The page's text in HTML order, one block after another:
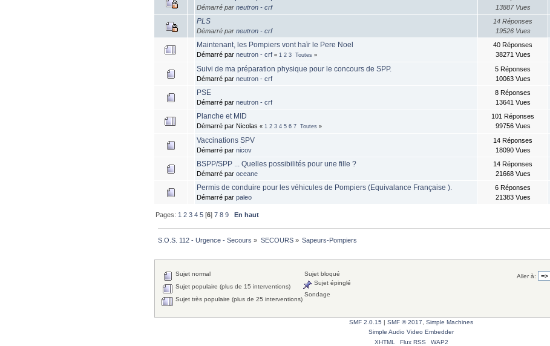
Démarré parneutron - crf
13887 Vues
PLS
Démarré parneutron - crf
14 Réponses
19526 Vues
Maintenant, les Pompiers vont haïr le Pere Noel
Démarré parneutron - crf « 1 2 3 Toutes »
40 Réponses
38271 Vues
Suivi de ma préparation physique pour le concours de SPP.
Démarré parneutron - crf
5 Réponses
10063 Vues
PSE
Démarré parneutron - crf
8 Réponses
13641 Vues
Planche et MID
Démarré par Nicolas« 1 2 3 4 5 6 7 Toutes »
101 Réponses
99756 Vues
Vaccinations SPV
Démarré parnicov
14 Réponses
18090 Vues
BSPP/SPP ... Quelles possibilités pour une fille ?
Démarré paroceane
14 Réponses
21668 Vues
Permis de conduire pour les véhicules de Pompiers (Equivalance Française ).
Démarré parpaleo
6 Réponses
21383 Vues
Pages: 1 2 3 4 5 [6]7 8 9 En haut
S.O.S. 112 - Urgence - Secours » SECOURS» Sapeurs-Pompiers
Aller à:
Sujet normal
Sujet populaire (plus de 15 interventions)
Sujet très populaire (plus de 25 interventions)
Sujet bloqué
Sujet épinglé
Sondage
SMF 2.0.15 SMF © 2017, Simple Machines
Simple Audio Video Embedder
XHTML
Flux RSS WAP2